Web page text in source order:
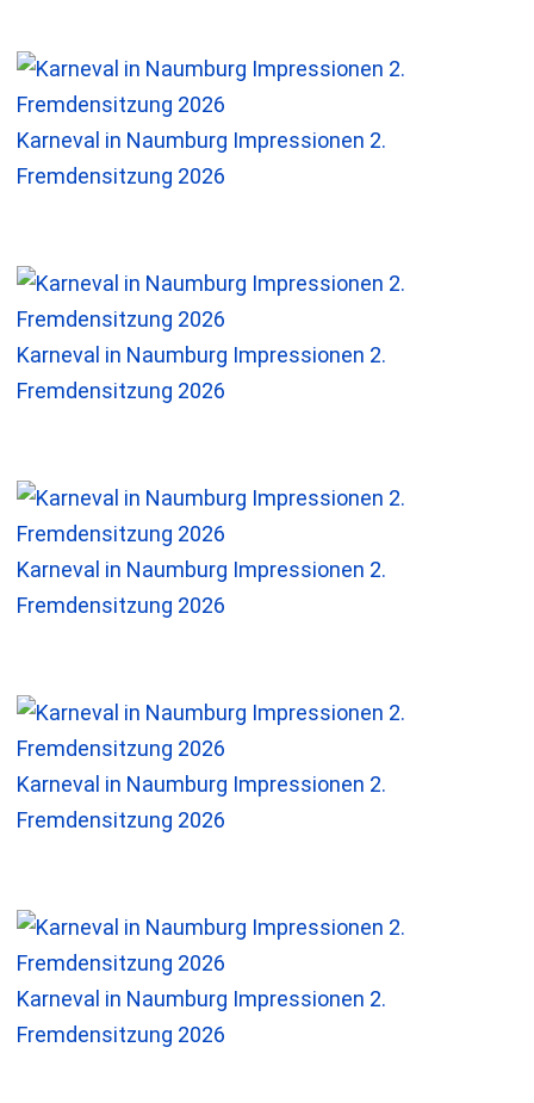
Karneval in Naumburg Impressionen 2.
Fremdensitzung 2026
Karneval in Naumburg Impressionen 2.
Fremdensitzung 2026
Karneval in Naumburg Impressionen 2.
Fremdensitzung 2026
Karneval in Naumburg Impressionen 2.
Fremdensitzung 2026
Karneval in Naumburg Impressionen 2.
Fremdensitzung 2026